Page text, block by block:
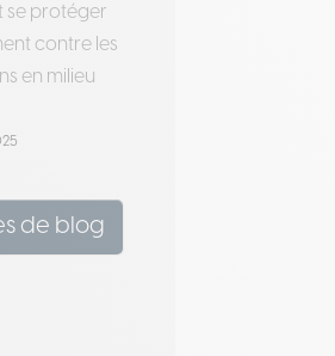
se protéger
contre les
en milieu
de blog